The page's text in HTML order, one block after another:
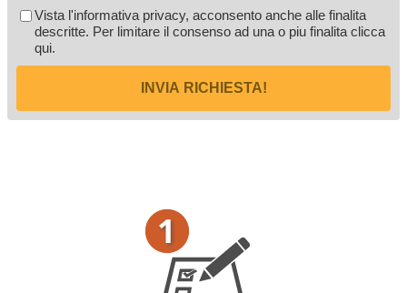
Vista l'informativa privacy, acconsento anche alle finalita
descritte. Per limitare il consenso ad una o piu finalita clicca
qui.
INVIA RICHIESTA!